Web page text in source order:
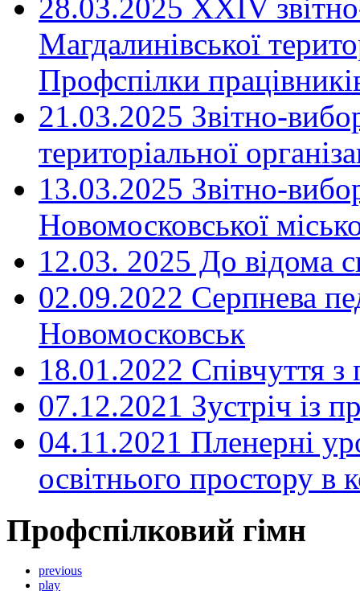
28.03.2025 ХХІV
Магдалинівської
Профспілки
21.03.2025 Звітно-
територіальної
13.03.2025 Звітно-
Новомосковської
12.03. 2025 До відома
02.09.2022 Серпнева
Новомосковськ
18.01.2022 Співчуття з
07.12.2021 Зустріч із
04.11.2021 Пленерні
освітнього простору
Профспілковий гімн
previous
play